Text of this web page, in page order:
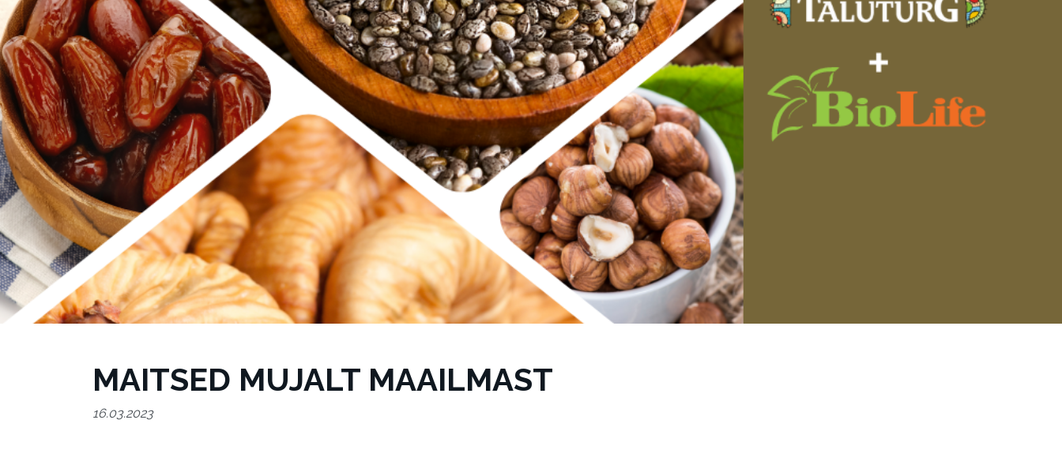
MAITSED MUJALT MAAILMAST
16.03.2023